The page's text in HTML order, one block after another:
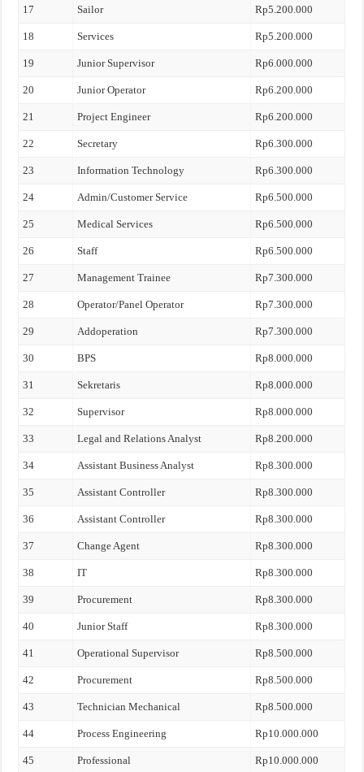
17 Sailor Rp5.200.000
18 Services Rp5.200.000
19 Junior Supervisor Rp6.000.000
20 Junior Operator Rp6.200.000
21 Project Engineer Rp6.200.000
22 Secretary Rp6.300.000
23 Information Technology Rp6.300.000
24 Admin/Customer Service Rp6.500.000
25 Medical Services Rp6.500.000
26 Staff Rp6.500.000
27 Management Trainee Rp7.300.000
28 Operator/Panel Operator Rp7.300.000
29 Addoperation Rp7.300.000
30 BPS Rp8.000.000
31 Sekretaris Rp8.000.000
32 Supervisor Rp8.000.000
33 Legal and Relations Analyst Rp8.200.000
34 Assistant Business Analyst Rp8.300.000
35 Assistant Controller Rp8.300.000
36 Assistant Controller Rp8.300.000
37 Change Agent Rp8.300.000
38 IT Rp8.300.000
39 Procurement Rp8.300.000
40 Junior Staff Rp8.300.000
41 Operational Supervisor Rp8.500.000
42 Procurement Rp8.500.000
43 Technician Mechanical Rp8.500.000
44 Process Engineering Rp10.000.000
45 Professional Rp10.000.000